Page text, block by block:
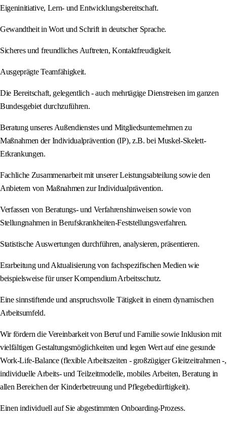
Eigeninitiative, Lern- und Entwicklungsbereitschaft.
Gewandtheit in Wort und Schrift in deutscher Sprache.
Sicheres und freundliches Auftreten, Kontaktfreudigkeit.
Ausgeprägte Teamfähigkeit.
Die Bereitschaft, gelegentlich - auch mehrtägige Dienstreisen im ganzen
Bundesgebiet durchzuführen.
Beratung unseres Außendienstes und Mitgliedsunternehmen zu
Maßnahmen der Individualprävention (IP), z.B. bei Muskel-Skelett-
Erkrankungen.
Fachliche Zusammenarbeit mit unserer Leistungsabteilung sowie den
Anbietern von Maßnahmen zur Individualprävention.
Verfassen von Beratungs- und Verfahrenshinweisen sowie von
Stellungnahmen in Berufskrankheiten-Feststellungsverfahren.
Statistische Auswertungen durchführen, analysieren, präsentieren.
Erarbeitung und Aktualisierung von fachspezifischen Medien wie
beispielsweise für unser Kompendium Arbeitsschutz.
Eine sinnstiftende und anspruchsvolle Tätigkeit in einem dynamischen
Arbeitsumfeld.
Wir fördern die Vereinbarkeit von Beruf und Familie sowie Inklusion mit
vielfältigen Gestaltungsmöglichkeiten und legen Wert auf eine gesunde
Work-Life-Balance (flexible Arbeitszeiten - großzügiger Gleitzeitrahmen -,
individuelle Arbeits- und Teilzeitmodelle, mobiles Arbeiten, Beratung in
allen Bereichen der Kinderbetreuung und Pflegebedürftigkeit).
Einen individuell auf Sie abgestimmten Onboarding-Prozess.